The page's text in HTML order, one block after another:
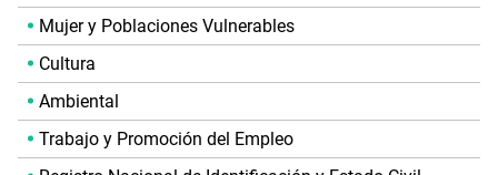
Mujer y Poblaciones Vulnerables
Cultura
Ambiental
Trabajo y Promoción del Empleo